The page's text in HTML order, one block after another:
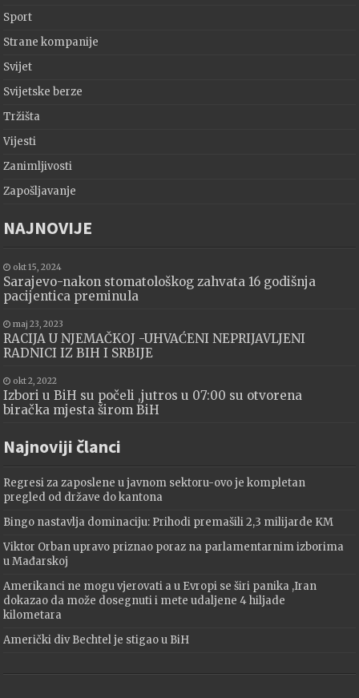
Sport
Strane kompanije
Svijet
Svijetske berze
Tržišta
Vijesti
Zanimljivosti
Zapošljavanje
NAJNOVIJE
okt 15, 2024
Sarajevo-nakon stomatološkog zahvata 16 godišnja
pacijentica preminula
maj 23, 2023
RACIJA U NJEMAČKOJ -UHVAĆENI NEPRIJAVLJENI
RADNICI IZ BIH I SRBIJE
okt 2, 2022
Izbori u BiH su počeli ,jutros u 07:00 su otvorena
biračka mjesta širom BiH
Najnoviji članci
Regresi za zaposlene u javnom sektoru-ovo je kompletan
pregled od države do kantona
Bingo nastavlja dominaciju: Prihodi premašili 2,3 milijarde KM
Viktor Orban upravo priznao poraz na parlamentarnim izborima
u Mađarskoj
Amerikanci ne mogu vjerovati a u Evropi se širi panika ,Iran
dokazao da može dosegnuti i mete udaljene 4 hiljade
kilometara
Američki div Bechtel je stigao u BiH